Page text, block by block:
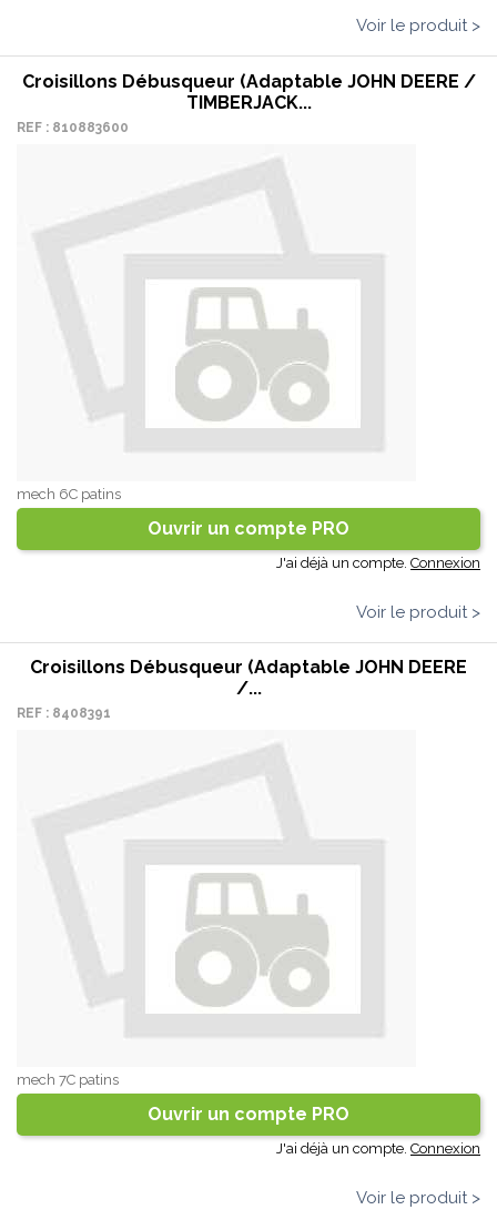
Voir le produit >
Croisillons Débusqueur (adaptable JOHN DEERE /
TIMBERJACK...
REF : 810883600
mech 6C patins
Ouvrir un compte PRO
J'ai déjà un compte. Connexion
Voir le produit >
Croisillons Débusqueur (adaptable JOHN DEERE
/...
REF : 8408391
mech 7C patins
Ouvrir un compte PRO
J'ai déjà un compte. Connexion
Voir le produit >